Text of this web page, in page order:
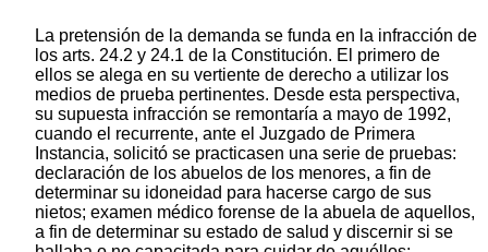
La pretensión de la demanda se funda en la infracción de
los arts. 24.2 y 24.1 de la Constitución. El primero de
ellos se alega en su vertiente de derecho a utilizar los
medios de prueba pertinentes. Desde esta perspectiva,
su supuesta infracción se remontaría a mayo de 1992,
cuando el recurrente, ante el Juzgado de Primera
Instancia, solicitó se practicasen una serie de pruebas:
declaración de los abuelos de los menores, a fin de
determinar su idoneidad para hacerse cargo de sus
nietos; examen médico forense de la abuela de aquellos,
a fin de determinar su estado de salud y discernir si se